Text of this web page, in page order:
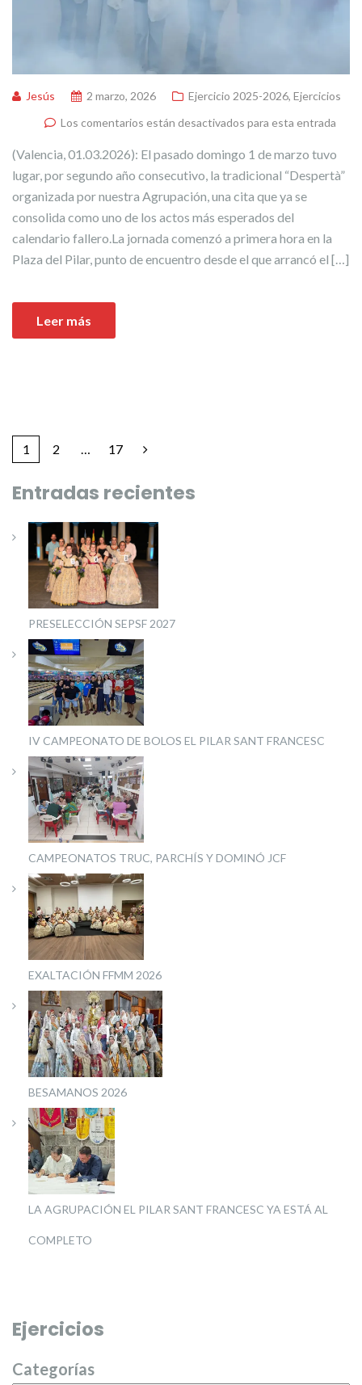
Jesús 2 marzo, 2026 Ejercicio 2025-2026, Ejercicios
Los comentarios están desactivados para esta entrada
(Valencia, 01.03.2026): El pasado domingo 1 de marzo tuvo
lugar, por segundo año consecutivo, la tradicional “Despertà”
organizada por nuestra Agrupación, una cita que ya se
consolida como uno de los actos más esperados del
calendario fallero.La jornada comenzó a primera hora en la
Plaza del Pilar, punto de encuentro desde el que arrancó el […]
Leer más
1 2 17
Entradas recientes
PRESELECCIÓN SEPSF 2027
IV CAMPEONATO DE BOLOS EL PILAR SANT FRANCESC
CAMPEONATOS TRUC, PARCHÍS Y DOMINÓ JCF
EXALTACIÓN FFMM 2026
BESAMANOS 2026
LA AGRUPACIÓN EL PILAR SANT FRANCESC YA ESTÁ AL
COMPLETO
Ejercicios
Categorías